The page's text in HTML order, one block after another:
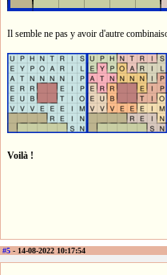
Il semble ne pas y avoir d'autre
Voilà !
#5 - 14-08-2022 10:17:54